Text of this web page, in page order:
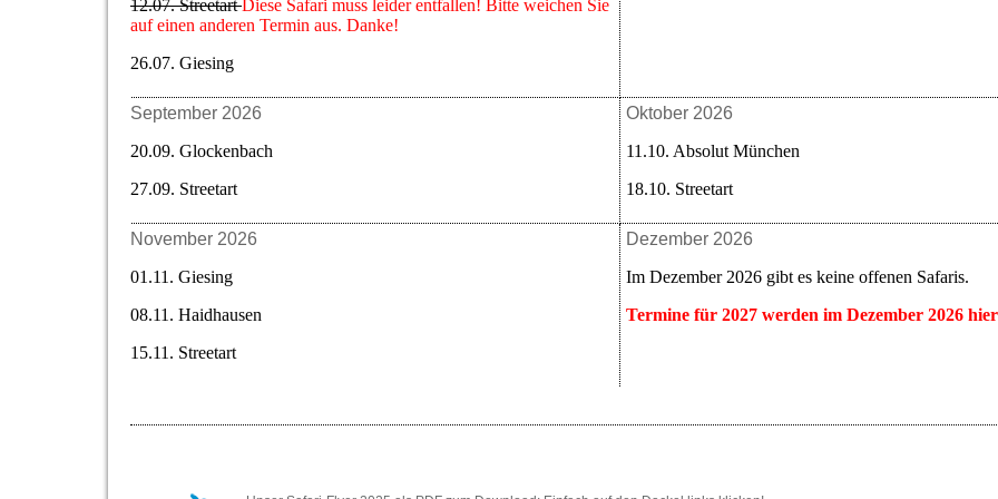
12.07. StreetartDiese Safari muss leider entfallen! Bitte weichen Sie
auf einen anderen Termin aus. Danke!
26.07. Giesing
September 2026
20.09. Glockenbach
27.09. Streetart
Oktober 2026
11.10. Absolut München
18.10. Streetart
November 2026
01.11. Giesing
08.11. Haidhausen
15.11. Streetart
Dezember 2026
Im Dezember 2026 gibt es keine offenen Safaris.
Termine für 2027 werden im Dezember 2026